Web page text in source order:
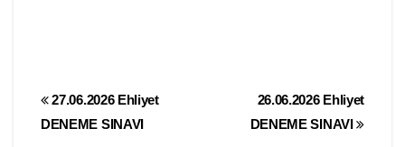
Yazı
26.06.2026 Ehliyet
DENEME SINAVI
27.06.2026 Ehliyet
DENEME SINAVI